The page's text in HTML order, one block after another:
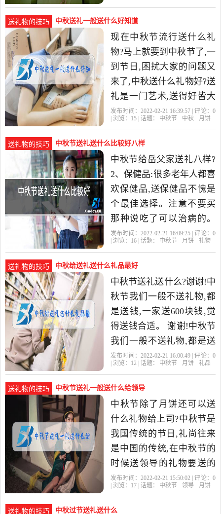
梨
送礼物的技巧 中秋送礼一般送什么好知道
现在中秋节流行送什么礼
物?马上就要到中秋节了,一
到节日,困扰大家的问题又
来了,中秋送什么礼物好?送
礼是一门艺术,送得好皆大
欢喜,送得不好会起反作
发布时间：2022-02-21 16:39:57 | 评论： 0
| 浏览： 15 | 话题： 中秋节 中秋 月饼
送礼物的技巧 中秋节送礼送什么比较好八样
中秋节给岳父家送礼八样?
2、保健品:很多老年人都喜
欢保健品,送保健品不愧是
个最佳选择。注意不要买
那种说吃了可以治病的。
3、衣服:中秋节在北方已经
发布时间：2022-02-21 16:09:25 | 评论： 0
| 浏览： 16 | 话题： 中秋节 月饼 礼物
送礼物的技巧 中秋给送礼送什么礼品最好
中秋节送礼送什么?谢谢!中
秋节我们一般不送礼物,都
是送钱,一家送600块钱,觉
得送钱合适。 谢谢!中秋节
我们一般不送礼物,都是送
钱,一家送600块钱,觉得送
发布时间：2022-02-21 16:00:49 | 评论： 0
| 浏览： 12 | 话题： 中秋节 月饼 礼品
送礼物的技巧 中秋节送礼一般送什么给领导
中秋节除了月饼还可以送
什么礼物给上司?中秋节是
我国传统的节日,礼尚往来
是中国的传统,在中秋节的
时候送领导的礼物要送的
贴心,收的舒心才为绝佳
容
发布时间：2022-02-21 15:50:02 | 评论： 0
| 浏览： 17 | 话题： 中秋节 领导 月饼
送礼物的技巧 中秋过节送礼送什么